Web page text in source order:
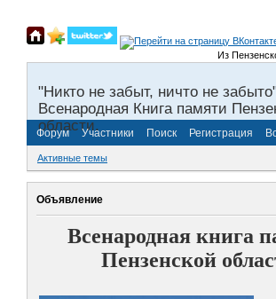
Из
"Никто не забыт, ничто не
Всенародная Книга памяти
области.
Форум Участники Поиск Регистрация
Активные темы
Объявление
Всенародная книга
Пензенской